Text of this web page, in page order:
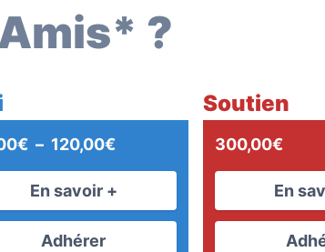
?
€ – 120,00€Plage
de
prix :
80,00€
En savoir +
Adhérer
Soutien
300,00€
En